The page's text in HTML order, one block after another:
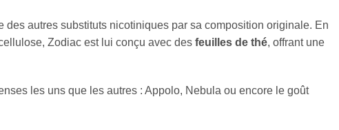
des autres substituts nicotiniques par sa composition originale. En
Zodiac est lui conçu avec des feuilles de thé, offrant une
les uns que les autres : Appolo, Nebula ou encore le goût